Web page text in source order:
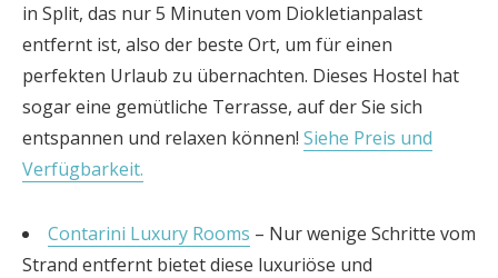
in Split, das nur 5 Minuten vom Diokletianpalast
entfernt ist, also der beste Ort, um für einen
perfekten Urlaub zu übernachten. Dieses Hostel hat
sogar eine gemütliche Terrasse, auf der Sie sich
entspannen und relaxen können! Siehe Preis und
Verfügbarkeit.
Contarini Luxury Rooms – Nur wenige Schritte vom
Strand entfernt bietet diese luxuriöse und